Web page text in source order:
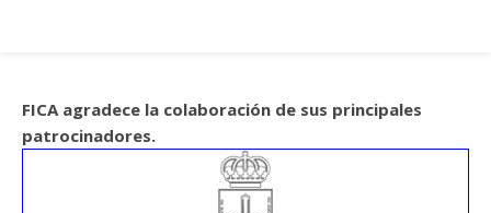
FICA agradece la colaboración de sus principales
patrocinadores.